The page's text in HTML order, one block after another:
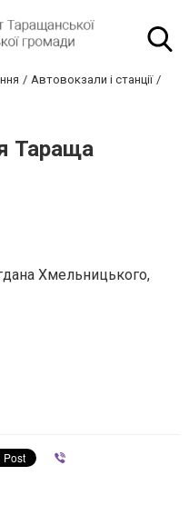
Автовокзали і станції
Тараща
Хмельницького,